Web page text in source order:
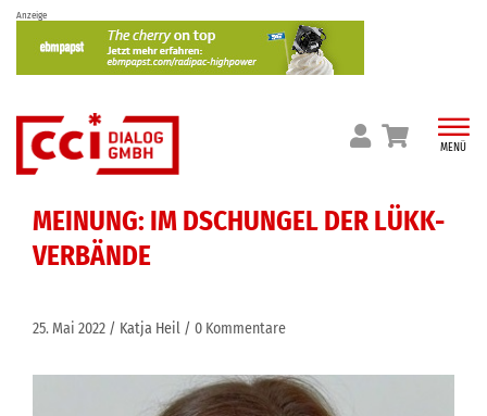
Skip
content
Anzeige
MENÜ
MEINUNG: IM DSCHUNGEL DER LÜKK-
VERBÄNDE
25. Mai 2022 Katja Heil 0 Kommentare